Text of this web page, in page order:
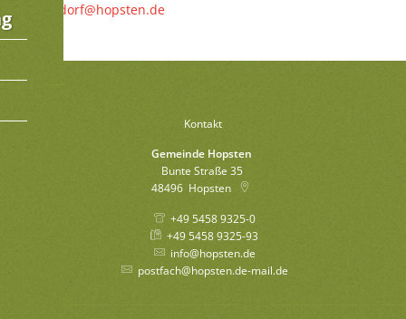
ostendorf@hopsten.de
Kontakt
Gemeinde Hopsten
Bunte Straße 35
48496 Hopsten
+49 5458 9325-0
+49 5458 9325-93
info@hopsten.de
postfach@hopsten.de-mail.de